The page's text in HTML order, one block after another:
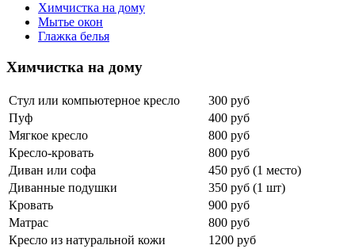
Химчистка на дому
Мытье окон
Глажка белья
Химчистка на дому
Стул или компьютерное кресло
300 руб
Пуф
400 руб
Мягкое кресло
800 руб
Кресло-кровать
800 руб
Диван или софа
450 руб (1 место)
Диванные подушки
350 руб (1 шт)
Кровать
900 руб
Матрас
800 руб
Кресло из натуральной кожи
1200 руб